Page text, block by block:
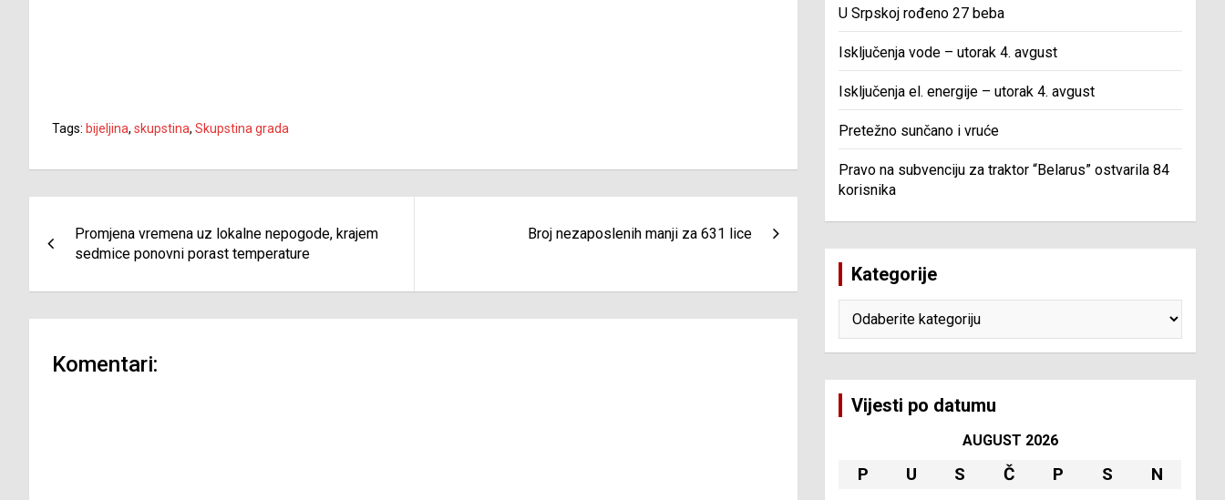
Tags: bijeljina, skupstina, Skupstina grada
članaka
Promjena vremena uz lokalne nepogode, krajem
sedmice ponovni porast temperature
Broj nezaposlenih manji za 631 lice
Komentari:
U Srpskoj rođeno 27 beba
Isključenja vode – utorak 4. avgust
Isključenja el. energije – utorak 4. avgust
Pretežno sunčano i vruće
Pravo na subvenciju za traktor “Belarus” ostvarila 84
korisnika
Kategorije
Vijesti po datumu
AUGUST 2026
P U S Č P S N